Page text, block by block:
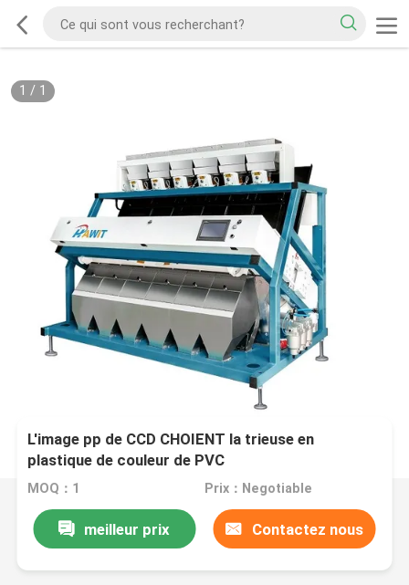
1 / 1
L'image pp de CCD CHOIENT la trieuse en
plastique de couleur de PVC
MOQ：1 Prix：Negotiable
meilleur prix Contactez nous